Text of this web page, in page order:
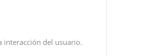
interacción del usuario.